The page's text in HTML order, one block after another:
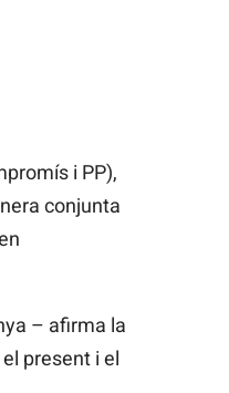
i PP),
conjunta
– afirma la
present i el